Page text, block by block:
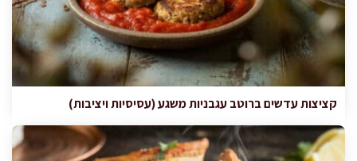
קציצות עדשים ברוטב עגבניות משגע (עסיסיות ויציבות)